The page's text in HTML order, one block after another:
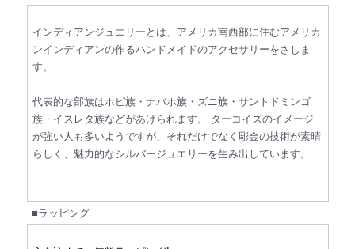
インディアンジュエリーとは、アメリカ南西部に住むアメリカ
ンインディアンの作るハンドメイドのアクセサリーをさしま
す。
代表的な部族はホピ族・ナバホ族・ズニ族・サントドミンゴ
族・イスレタ族などがあげられます。
ターコイズのイメージ
が強い人も多いようですが、それだけでなく彫金の技術が素晴
らしく、魅力的なシルバージュエリーを生み出しています。
■ラッピング